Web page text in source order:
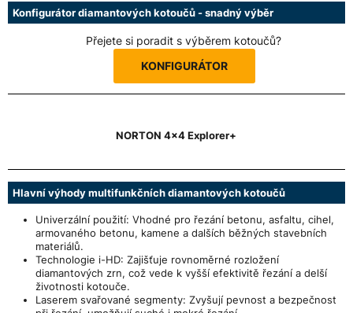
Konfigurátor diamantových kotoučů - snadný výběr
Přejete si poradit s výběrem kotoučů?
KONFIGURÁTOR
NORTON 4x4 Explorer+
Hlavní výhody multifunkčních diamantových kotoučů
Univerzální použití: Vhodné pro řezání betonu, asfaltu, cihel,
armovaného betonu, kamene a dalších běžných stavebních
materiálů.
Technologie i-HD: Zajišťuje rovnoměrné rozložení
diamantových zrn, což vede k vyšší efektivitě řezání a delší
životnosti kotouče.
Laserem svařované segmenty: Zvyšují pevnost a bezpečnost